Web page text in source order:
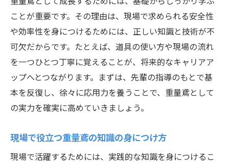
ことが重要です。その理由は、現場で求められる安全性
や効率性を身につけるためには、正しい知識と技術が不
可欠だからです。たとえば、道具の使い方や現場の流れ
を一つひとつ丁寧に覚えることが、将来的なキャリアア
ップへとつながります。まずは、先輩の指導のもとで基
本を反復し、徐々に応用力を養うことで、重量鳶として
の実力を確実に高めていきましょう。
現場で役立つ重量鳶の知識の身につけ方
現場で活躍するためには、実践的な知識を身につけるこ